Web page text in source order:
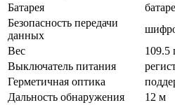
Батарея
Безопасность передачи
данных
Вес
109.5
Выключатель питания
Герметичная оптика
Дальность обнаружения
12 м